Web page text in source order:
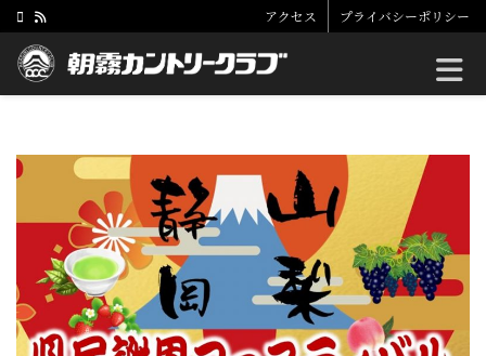
アクセス プライバシーポリシー